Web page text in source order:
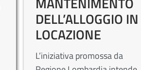
DELL’ALLOGGIO IN
LOCAZIONE
L’iniziativa promossa da